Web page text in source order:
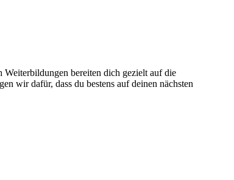
bereiten dich gezielt auf die
wir dafür, dass du bestens auf deinen nächsten